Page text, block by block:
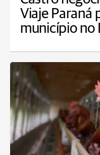
Viaje Paraná
município no